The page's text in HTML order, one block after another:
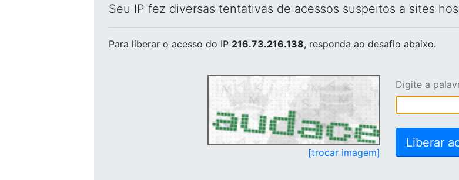
Seu IP fez diversas tentativas de acessos suspeitos a sites
Para liberar o acesso do IP 216.73.216.138, responda ao desafio abaixo.
[trocar imagem]
Digite a